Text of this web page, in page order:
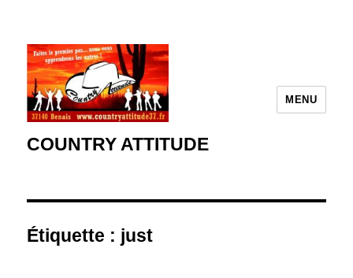
COUNTRY ATTITUDE
MENU
Étiquette : just